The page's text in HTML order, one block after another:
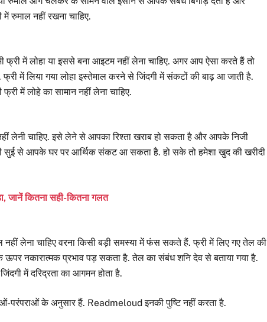
में रुमाल नहीं रखना चाहिए.
फ्री में लोहा या इससे बना आइटम नहीं लेना चाहिए. अगर आप ऐसा करते हैं तो
में लिया गया लोहा इस्तेमाल करने से जिंदगी में संकटों की बाढ़ आ जाती है.
में लोहे का सामान नहीं लेना चाहिए.
लेनी चाहिए. इसे लेने से आपका रिश्ता खराब हो सकता है और आपके निजी
सुई से आपके घर पर आर्थिक संकट आ सकता है. हो सके तो हमेशा खुद की खरीदी
जानें कितना सही-कितना गलत
नहीं लेना चाहिए वरना किसी बड़ी समस्या में फंस सकते हैं. फ्री में लिए गए तेल की
नकारात्मक प्रभाव पड़ सकता है. तेल का संबंध शनि देव से बताया गया है.
में दरिद्रता का आगमन होता है.
परंपराओं के अनुसार हैं. Readmeloud इनकी पुष्टि नहीं करता है.